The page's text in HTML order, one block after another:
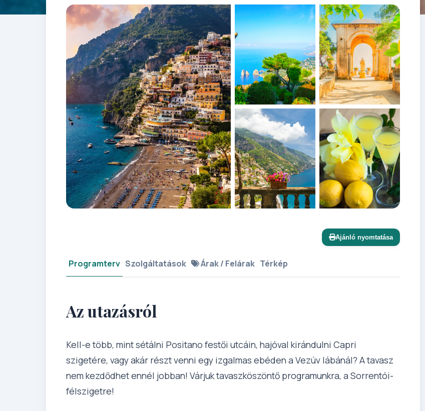
Ajánló nyomtatása
Programterv Szolgáltatások Árak / Felárak Térkép
Az utazásról
Kell-e több, mint sétálni Positano festői utcáin, hajóval kirándulni Capri
szigetére, vagy akár részt venni egy izgalmas ebéden a Vezúv lábánál? A tavasz
nem kezdődhet ennél jobban! Várjuk tavaszköszöntő programunkra, a Sorrentói-
félszigetre!